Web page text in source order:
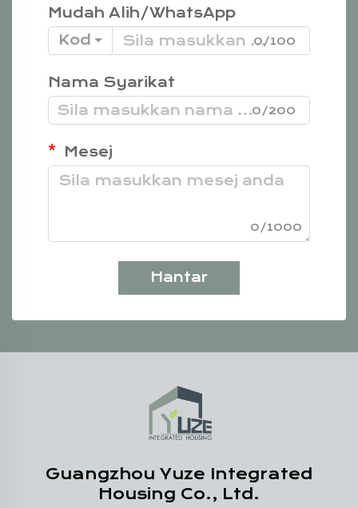
Mudah Alih/WhatsApp
Kod
0/100
Nama Syarikat
0/200
Mesej
0/1000
Hantar
Guangzhou Yuze Integrated
Housing Co., Ltd.